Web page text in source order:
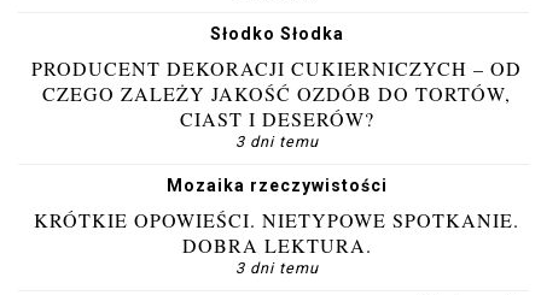
Słodko Słodka
PRODUCENT DEKORACJI CUKIERNICZYCH – OD
CZEGO ZALEŻY JAKOŚĆ OZDÓB DO TORTÓW,
CIAST I DESERÓW?
3 dni temu
Mozaika rzeczywistości
KRÓTKIE OPOWIEŚCI. NIETYPOWE SPOTKANIE.
DOBRA LEKTURA.
3 dni temu